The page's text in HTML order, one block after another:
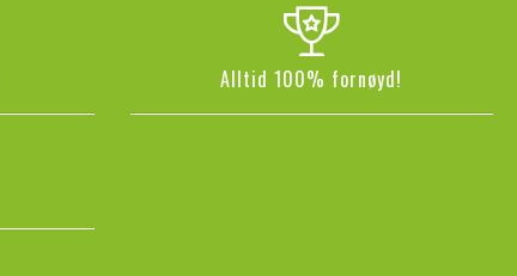
Alltid 100% fornøyd!